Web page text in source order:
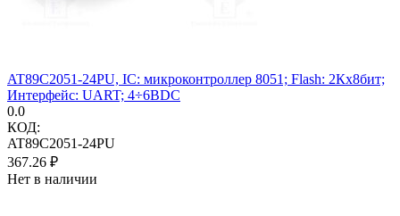
AT89C2051-24PU, IC: микроконтроллер 8051; Flash: 2Кx8бит;
Интерфейс: UART; 4÷6ВDC
0.0
КОД:
AT89C2051-24PU
367.26 ₽
Нет в наличии